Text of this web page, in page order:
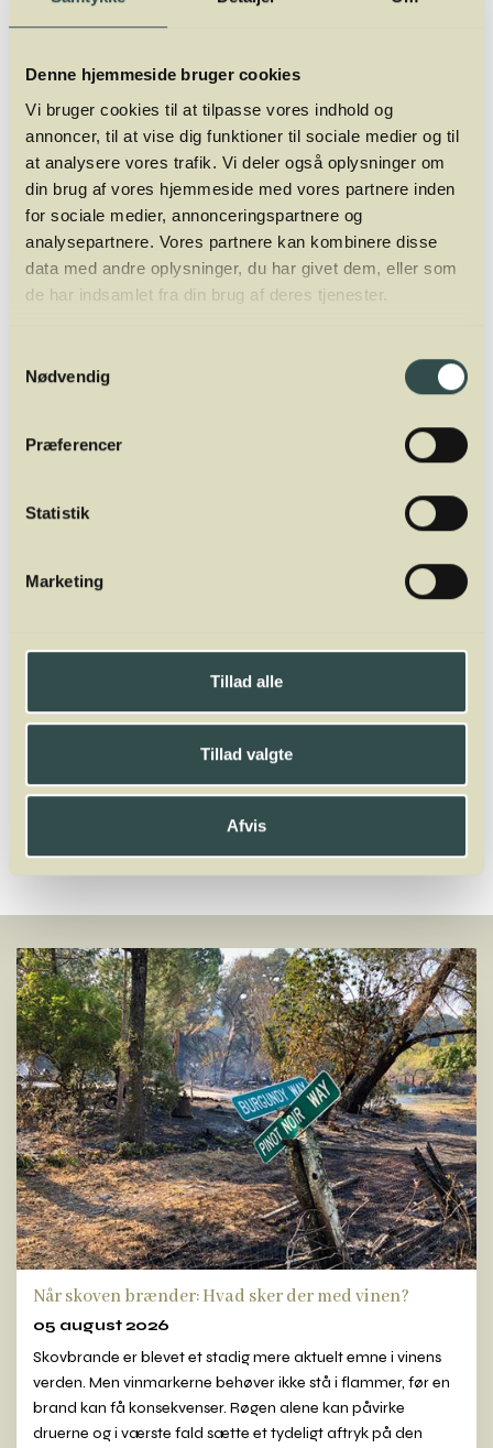
Denne hjemmeside bruger cookies
Vi bruger cookies til at tilpasse vores indhold og
annoncer, til at vise dig funktioner til sociale medier og til
at analysere vores trafik. Vi deler også oplysninger om
din brug af vores hjemmeside med vores partnere inden
for sociale medier, annonceringspartnere og
analysepartnere. Vores partnere kan kombinere disse
data med andre oplysninger, du har givet dem, eller som
de har indsamlet fra din brug af deres tjenester.
Nødvendig
Præferencer
Statistik
Marketing
Tillad alle
Tillad valgte
Afvis
med snescooter eller hundeslæde.
Energi 804 kJ
Protein 12,4 g
Kulhydrat 0,0 g
Fedt 15,6 g
Navn:
Reinhardtius hippoglossoides
Engelsk: Greenland halibut
Mads Jordansen har en stor og bred
vinerfaring fra +20 år i branchen. Først som
underviser og ejer af Winelab Academy. Han
Winelab Agency.
Del
Når skoven brænder: Hvad sker der med vinen?
05 august 2026
Skovbrande er blevet et stadig mere aktuelt emne i vinens
verden. Men vinmarkerne behøver ikke stå i flammer, før en
brand kan få konsekvenser. Røgen alene kan påvirke
druerne og i værste fald sætte et tydeligt aftryk på den